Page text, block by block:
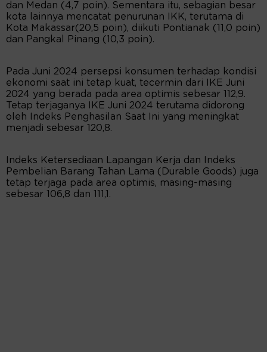
dan Medan (4,7 poin). Sementara itu, sebagian besar
kota lainnya mencatat penurunan IKK, terutama di
Kota Makassar(20,5 poin), diikuti Pontianak (11,0 poin)
dan Pangkal Pinang (10,3 poin).
Pada Juni 2024 persepsi konsumen terhadap kondisi
ekonomi saat ini tetap kuat, tecermin dari IKE Juni
2024 yang berada pada area optimis sebesar 112,9.
Tetap terjaganya IKE Juni 2024 terutama didorong
oleh Indeks Penghasilan Saat Ini yang meningkat
menjadi sebesar 120,8.
Indeks Ketersediaan Lapangan Kerja dan Indeks
Pembelian Barang Tahan Lama (Durable Goods) juga
tetap terjaga pada area optimis, masing-masing
sebesar 106,8 dan 111,1.